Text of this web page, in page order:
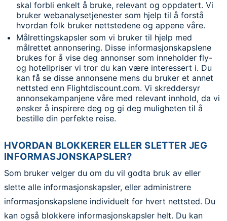
skal forbli enkelt å bruke, relevant og oppdatert. Vi
bruker webanalysetjenester som hjelp til å forstå
hvordan folk bruker nettstedene og appene våre.
Målrettingskapsler som vi bruker til hjelp med
målrettet annonsering. Disse informasjonskapslene
brukes for å vise deg annonser som inneholder fly-
og hotellpriser vi tror du kan være interessert i. Du
kan få se disse annonsene mens du bruker et annet
nettsted enn Flightdiscount.com. Vi skreddersyr
annonsekampanjene våre med relevant innhold, da vi
ønsker å inspirere deg og gi deg muligheten til å
bestille din perfekte reise.
HVORDAN BLOKKERER ELLER SLETTER JEG
INFORMASJONSKAPSLER?
Som bruker velger du om du vil godta bruk av eller
slette alle informasjonskapsler, eller administrere
informasjonskapslene individuelt for hvert nettsted. Du
kan også blokkere informasjonskapsler helt. Du kan